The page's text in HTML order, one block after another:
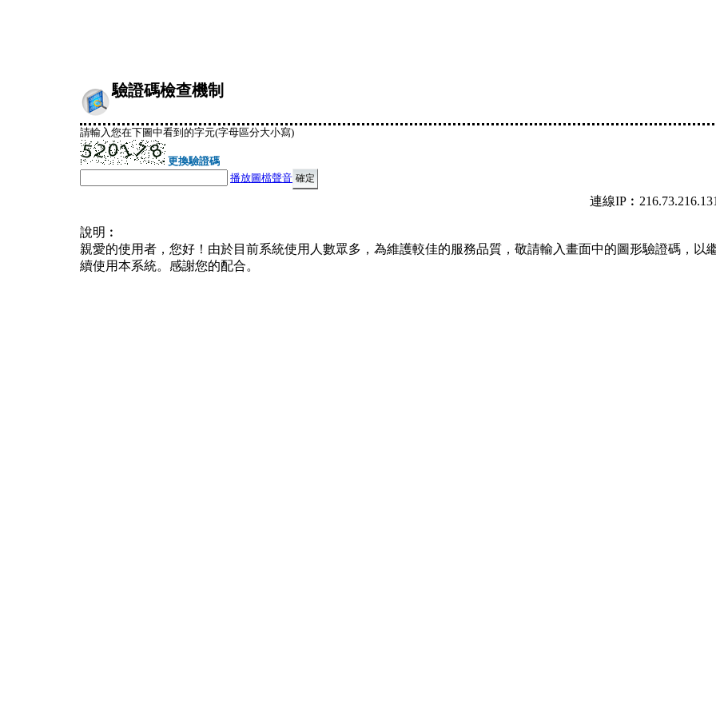
驗證碼檢查機制
請輸入您在下圖中看到的字元(字母區分大小寫)
更換驗證碼
播放圖檔聲音
連線
說明︰
親愛的使用者，您好！由於目前系統使用人數眾多，為維護較佳的服務品質，敬請輸入畫面中的圖形驗證碼，以
續使用本系統。感謝您的配合。